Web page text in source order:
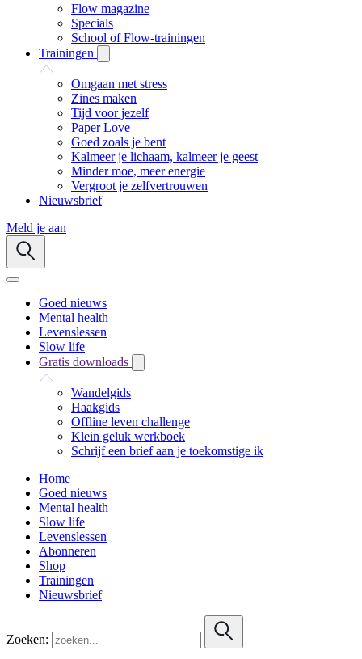
Flow magazine
Specials
School of Flow-trainingen
Trainingen
Omgaan met stress
Zines maken
Tijd voor jezelf
Paper Love
Goed zoals je bent
Kalmeer je lichaam, kalmeer je geest
Minder moe, meer energie
Vergroot je zelfvertrouwen
Nieuwsbrief
Meld je aan
Goed nieuws
Mental health
Levenslessen
Slow life
Gratis downloads
Wandelgids
Haakgids
Offline leven challenge
Klein geluk werkboek
Schrijf een brief aan je toekomstige ik
Home
Goed nieuws
Mental health
Slow life
Levenslessen
Abonneren
Shop
Trainingen
Nieuwsbrief
Zoeken: